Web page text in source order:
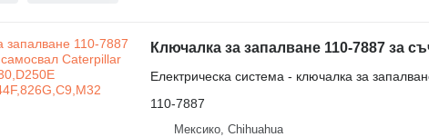
Електрическа система - ключалка за
110-7887
Мексико, Chihuahua